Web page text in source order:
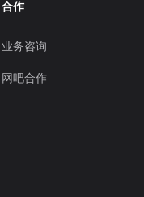
合作
业务咨询
网吧合作